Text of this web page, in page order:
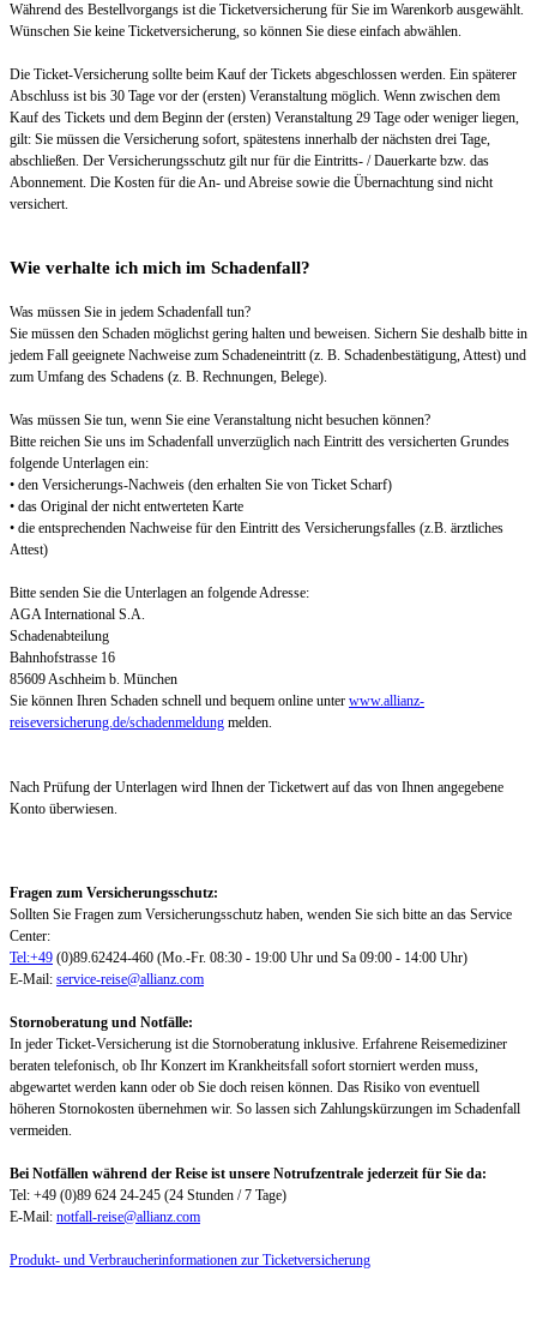
Während des Bestellvorgangs ist die Ticketversicherung für Sie im Warenkorb ausgewählt.
Wünschen Sie keine Ticketversicherung, so können Sie diese einfach abwählen.
Die Ticket-Versicherung sollte beim Kauf der Tickets abgeschlossen werden. Ein späterer
Abschluss ist bis 30 Tage vor der (ersten) Veranstaltung möglich. Wenn zwischen dem
Kauf des Tickets und dem Beginn der (ersten) Veranstaltung 29 Tage oder weniger liegen,
gilt: Sie müssen die Versicherung sofort, spätestens innerhalb der nächsten drei Tage,
abschließen. Der Versicherungsschutz gilt nur für die Eintritts- / Dauerkarte bzw. das
Abonnement. Die Kosten für die An- und Abreise sowie die Übernachtung sind nicht
versichert.
Wie verhalte ich mich im Schadenfall?
Was müssen Sie in jedem Schadenfall tun?
Sie müssen den Schaden möglichst gering halten und beweisen. Sichern Sie deshalb bitte in
jedem Fall geeignete Nachweise zum Schadeneintritt (z. B. Schadenbestätigung, Attest) und
zum Umfang des Schadens (z. B. Rechnungen, Belege).
Was müssen Sie tun, wenn Sie eine Veranstaltung nicht besuchen können?
Bitte reichen Sie uns im Schadenfall unverzüglich nach Eintritt des versicherten Grundes
folgende Unterlagen ein:
• den Versicherungs-Nachweis (den erhalten Sie von Ticket Scharf)
• das Original der nicht entwerteten Karte
• die entsprechenden Nachweise für den Eintritt des Versicherungsfalles (z.B. ärztliches
Attest)
Bitte senden Sie die Unterlagen an folgende Adresse:
AGA International S.A.
Schadenabteilung
Bahnhofstrasse 16
85609 Aschheim b. München
Sie können Ihren Schaden schnell und bequem online unter www.allianz-
reiseversicherung.de/schadenmeldung melden.
Nach Prüfung der Unterlagen wird Ihnen der Ticketwert auf das von Ihnen angegebene
Konto überwiesen.
Fragen zum Versicherungsschutz:
Sollten Sie Fragen zum Versicherungsschutz haben, wenden Sie sich bitte an das Service
Center:
Tel:+49 (0)89.62424-460 (Mo.-Fr. 08:30 - 19:00 Uhr und Sa 09:00 - 14:00 Uhr)
E-Mail: service-reise@allianz.com
Stornoberatung und Notfälle:
In jeder Ticket-Versicherung ist die Stornoberatung inklusive. Erfahrene Reisemediziner
beraten telefonisch, ob Ihr Konzert im Krankheitsfall sofort storniert werden muss,
abgewartet werden kann oder ob Sie doch reisen können. Das Risiko von eventuell
höheren Stornokosten übernehmen wir. So lassen sich Zahlungskürzungen im Schadenfall
vermeiden.
Bei Notfällen während der Reise ist unsere Notrufzentrale jederzeit für Sie da:
Tel: +49 (0)89 624 24-245 (24 Stunden / 7 Tage)
E-Mail: notfall-reise@allianz.com
Produkt- und Verbraucherinformationen zur Ticketversicherung